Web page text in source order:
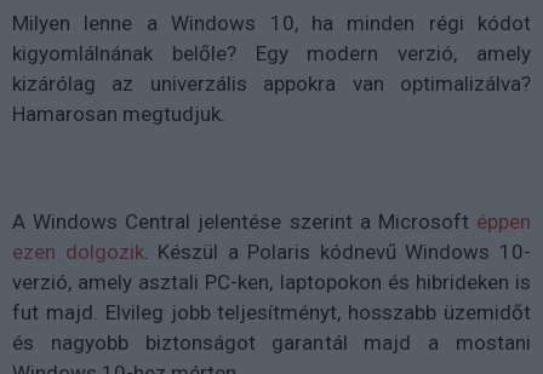
Milyen lenne a Windows 10, ha minden régi kódot
kigyomlálnának belőle? Egy modern verzió, amely
kizárólag az univerzális appokra van optimalizálva?
Hamarosan megtudjuk.
A Windows Central jelentése szerint a Microsoft éppen
ezen dolgozik. Készül a Polaris kódnevű Windows 10-
verzió, amely asztali PC-ken, laptopokon és hibrideken is
fut majd. Elvileg jobb teljesítményt, hosszabb üzemidőt
és nagyobb biztonságot garantál majd a mostani